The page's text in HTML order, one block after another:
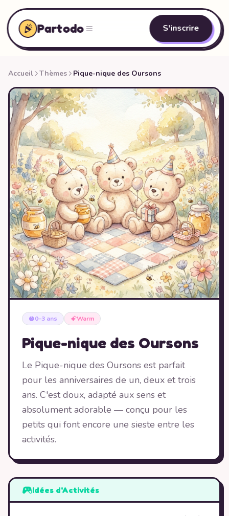
Partodo S'inscrire
Accueil Thèmes Pique-nique des Oursons
0–3 ans Warm
Pique-nique des Oursons
Le Pique-nique des Oursons est parfait
pour les anniversaires de un, deux et trois
ans. C'est doux, adapté aux sens et
absolument adorable — conçu pour les
petits qui font encore une sieste entre les
activités.
Idées d'Activités